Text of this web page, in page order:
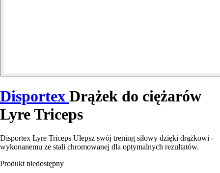
Disportex Drążek do ciężarów
Lyre Triceps
Disportex Lyre Triceps Ulepsz swój trening siłowy dzięki drążkowi -
wykonanemu ze stali chromowanej dla optymalnych rezultatów.
Produkt niedostępny